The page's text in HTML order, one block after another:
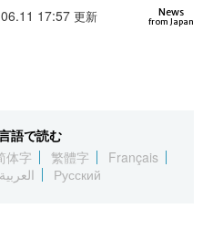
Русский
News
from Japan
17:57 更新
語で読む
体字 繁體字
Français
العربية Русский